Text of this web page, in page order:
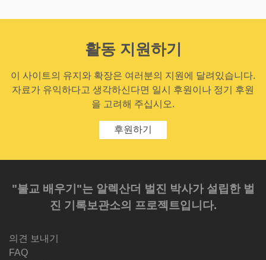
활동 지원하기
이 사이트의 유지와 확장은 여러분의 지원에 달려있습니다.
자료가 유익하다고 생각하신다면 일시 후원이나 정기 후원
을 고려해 주십시오.
후원하기
"불교 배우기"는 알렉산더 벌진 박사가 설립한 벌
진 기록보관소의 프로젝트입니다.
의견 보내기
FAQ